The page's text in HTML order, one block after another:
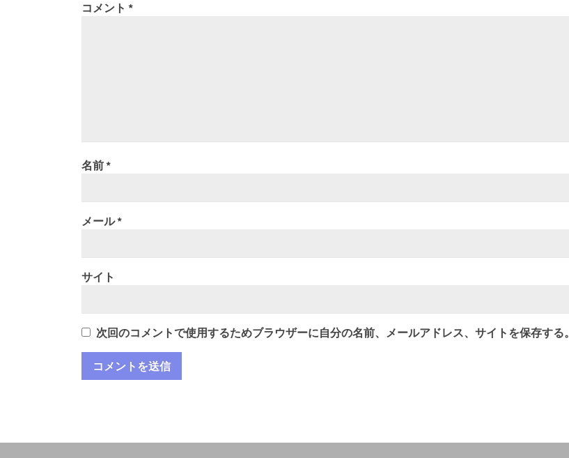
コメント *
名前*
メール*
サイト
次回のコメントで使用するためブラウザーに自分の名前、メールアドレス、サイトを保存する。